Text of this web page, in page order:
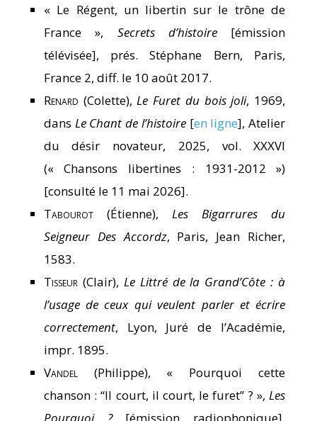
« Le Régent, un libertin sur le trône de
France », Secrets d’histoire[émission
télévisée], prés. Stéphane Bern, Paris,
France 2, diff. le 10 août 2017.
Renard (Colette),Le Furet du bois joli, 1969,
dans Le Chant de l’histoire[en ligne], Atelier
du désir novateur, 2025, vol. XXXVI
(« Chansons libertines : 1931-2012 »)
[consulté le 11 mai 2026].
Tabourot(Étienne), Les Bigarrures du
Seigneur Des Accordz, Paris, Jean Richer,
1583.
Tisseur(Clair), Le Littré de la Grand’Côte : à
l’usage de ceux qui veulent parler et écrire
correctement, Lyon, Juré de l’Académie,
impr. 1895.
Vandel(Philippe), « Pourquoi cette
chanson : “Il court, il court, le furet” ? »,Les
Pourquoi ?[émission radiophonique],